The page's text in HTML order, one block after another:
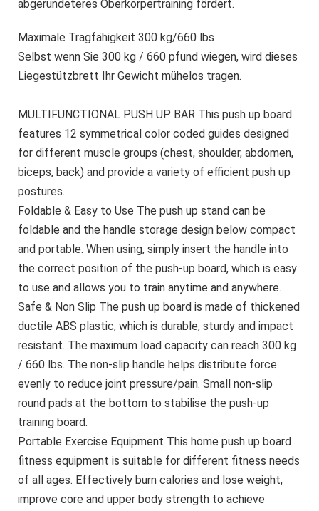
abgerundeteres Oberkörpertraining fördert.
Maximale Tragfähigkeit 300 kg/660 lbs
Selbst wenn Sie 300 kg / 660 pfund wiegen, wird dieses
Liegestützbrett Ihr Gewicht mühelos tragen.
MULTIFUNCTIONAL PUSH UP BAR This push up board
features 12 symmetrical color coded guides designed
for different muscle groups (chest, shoulder, abdomen,
biceps, back) and provide a variety of efficient push up
postures.
Foldable & Easy to Use The push up stand can be
foldable and the handle storage design below compact
and portable. When using, simply insert the handle into
the correct position of the push-up board, which is easy
to use and allows you to train anytime and anywhere.
Safe & Non Slip The push up board is made of thickened
ductile ABS plastic, which is durable, sturdy and impact
resistant. The maximum load capacity can reach 300 kg
/ 660 lbs. The non-slip handle helps distribute force
evenly to reduce joint pressure/pain. Small non-slip
round pads at the bottom to stabilise the push-up
training board.
Portable Exercise Equipment This home push up board
fitness equipment is suitable for different fitness needs
of all ages. Effectively burn calories and lose weight,
improve core and upper body strength to achieve